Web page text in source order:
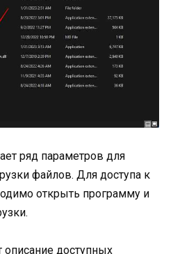
ряд параметров для
файлов. Для доступа к
открыть программу и
доступных